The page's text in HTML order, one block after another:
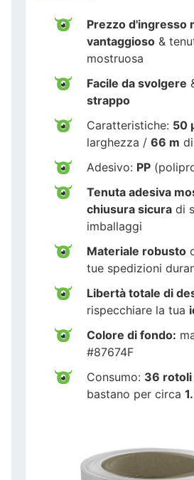
Prezzo d'ingresso
vantaggioso &
mostruosa
Facile da svolgere
strappo
Caratteristiche: 50
larghezza / 66 m
Adesivo: PP
Tenuta adesiva
chiusura sicura di
imballaggi
Materiale robusto
tue spedizioni
Libertà totale di
rispecchiare la tua
Colore di fondo:
#87674F
Consumo: 36 rotoli
bastano per circa